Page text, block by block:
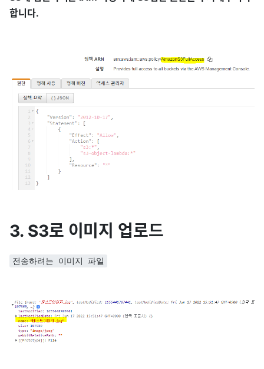
합니다.
3. S3로 이미지 업로드
전송하려는 이미지 파일